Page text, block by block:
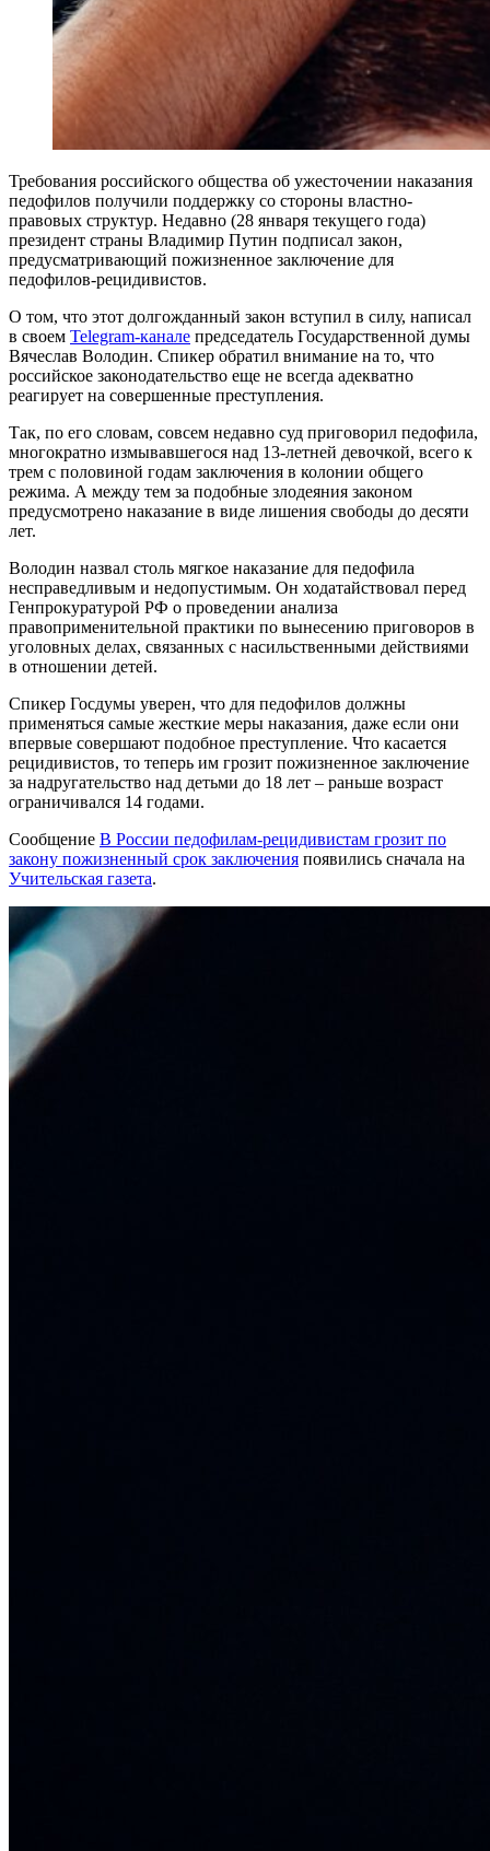
Требования российского общества об ужесточении наказания
педофилов получили поддержку со стороны властно-
правовых структур. Недавно (28 января текущего года)
президент страны Владимир Путин подписал закон,
предусматривающий пожизненное заключение для
педофилов-рецидивистов.
О том, что этот долгожданный закон вступил в силу, написал
в своем Telegram-канале председатель Государственной думы
Вячеслав Володин. Спикер обратил внимание на то, что
российское законодательство еще не всегда адекватно
реагирует на совершенные преступления.
Так, по его словам, совсем недавно суд приговорил педофила,
многократно измывавшегося над 13-летней девочкой, всего к
трем с половиной годам заключения в колонии общего
режима. А между тем за подобные злодеяния законом
предусмотрено наказание в виде лишения свободы до десяти
лет.
Володин назвал столь мягкое наказание для педофила
несправедливым и недопустимым. Он ходатайствовал перед
Генпрокуратурой РФ о проведении анализа
правоприменительной практики по вынесению приговоров в
уголовных делах, связанных с насильственными действиями
в отношении детей.
Спикер Госдумы уверен, что для педофилов должны
применяться самые жесткие меры наказания, даже если они
впервые совершают подобное преступление. Что касается
рецидивистов, то теперь им грозит пожизненное заключение
за надругательство над детьми до 18 лет – раньше возраст
ограничивался 14 годами.
Сообщение В России педофилам-рецидивистам грозит по
закону пожизненный срок заключения появились сначала на
Учительская газета.